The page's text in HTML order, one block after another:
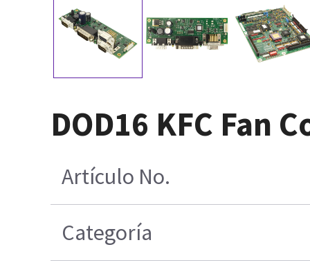
DOD16 KFC Fan
Artículo No.
Categoría